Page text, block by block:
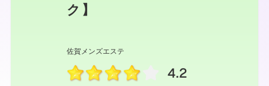
ク】
佐賀メンズエステ
4.2